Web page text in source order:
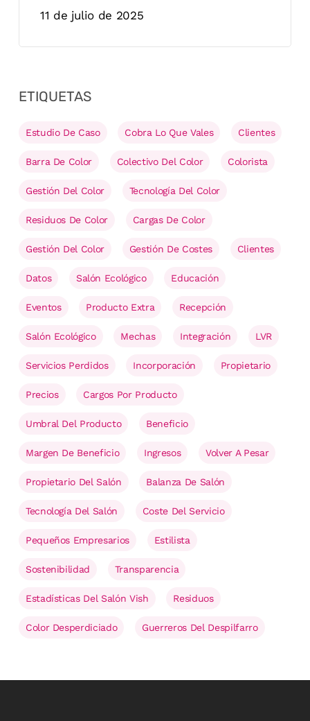
11 de julio de 2025
ETIQUETAS
Estudio De Caso Cobra Lo Que Vales Clientes
Barra De Color Colectivo Del Color Colorista
Gestión Del Color Tecnología Del Color
Residuos De Color Cargas De Color
Gestión Del Color Gestión De Costes Clientes
Datos Salón Ecológico Educación
Eventos Producto Extra Recepción
Salón Ecológico Mechas Integración LVR
Servicios Perdidos Incorporación Propietario
Precios Cargos Por Producto
Umbral Del Producto Beneficio
Margen De Beneficio Ingresos Volver A Pesar
Propietario Del Salón Balanza De Salón
Tecnología Del Salón Coste Del Servicio
Pequeños Empresarios Estilista
Sostenibilidad Transparencia
Estadísticas Del Salón Vish Residuos
Color Desperdiciado Guerreros Del Despilfarro